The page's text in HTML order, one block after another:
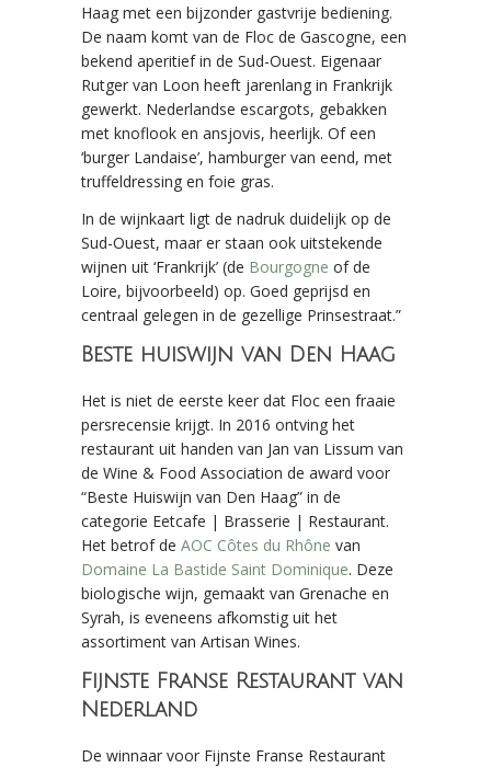
Haag met een bijzonder gastvrije bediening.
De naam komt van de Floc de Gascogne, een
bekend aperitief in de Sud-Ouest. Eigenaar
Rutger van Loon heeft jarenlang in Frankrijk
gewerkt. Nederlandse escargots, gebakken
met knoflook en ansjovis, heerlijk. Of een
‘burger Landaise’, hamburger van eend, met
truffeldressing en foie gras.
In de wijnkaart ligt de nadruk duidelijk op de
Sud-Ouest, maar er staan ook uitstekende
wijnen uit ‘Frankrijk’ (de Bourgogne of de
Loire, bijvoorbeeld) op. Goed geprijsd en
centraal gelegen in de gezellige Prinsestraat.”
Beste huiswijn van Den Haag
Het is niet de eerste keer dat Floc een fraaie
persrecensie krijgt. In 2016 ontving het
restaurant uit handen van Jan van Lissum van
de Wine & Food Association de award voor
“Beste Huiswijn van Den Haag” in de
categorie Eetcafe | Brasserie | Restaurant.
Het betrof de AOC Côtes du Rhône van
Domaine La Bastide Saint Dominique. Deze
biologische wijn, gemaakt van Grenache en
Syrah, is eveneens afkomstig uit het
assortiment van Artisan Wines.
Fijnste Franse Restaurant van
Nederland
De winnaar voor Fijnste Franse Restaurant